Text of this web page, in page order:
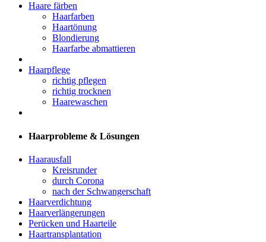
Haare färben
Haarfarben
Haartönung
Blondierung
Haarfarbe abmattieren
Haarpflege
richtig pflegen
richtig trocknen
Haarewaschen
Haarprobleme & Lösungen
Haarausfall
Kreisrunder
durch Corona
nach der Schwangerschaft
Haarverdichtung
Haarverlängerungen
Perücken und Haarteile
Haartransplantation